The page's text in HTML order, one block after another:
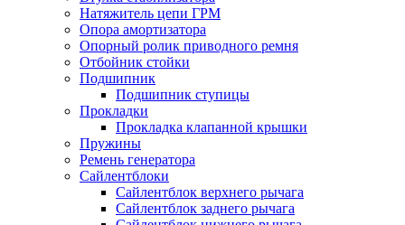
Натяжитель цепи ГРМ
Опора амортизатора
Опорный ролик приводного ремня
Отбойник стойки
Подшипник
Подшипник ступицы
Прокладки
Прокладка клапанной крышки
Пружины
Ремень генератора
Сайлентблоки
Сайлентблок верхнего рычага
Сайлентблок заднего рычага